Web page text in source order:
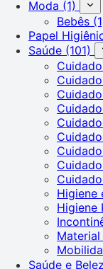
Moda (1)
Bebês
Papel
Saúde (101)
Higiene
Higiene
Saúde e